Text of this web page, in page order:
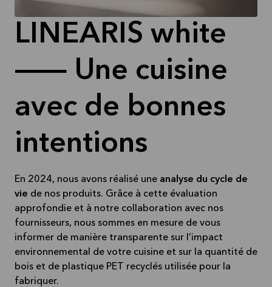
LINEARIS white
— Une cuisine
avec de bonnes
intentions
En 2024, nous avons réalisé une analyse du cycle de
vie de nos produits. Grâce à cette évaluation
approfondie et à notre collaboration avec nos
fournisseurs, nous sommes en mesure de vous
informer de manière transparente sur l’impact
environnemental de votre cuisine et sur la quantité de
bois et de plastique PET recyclés utilisée pour la
fabriquer.